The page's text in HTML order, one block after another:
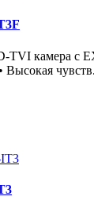
TVI камера с
Высокая